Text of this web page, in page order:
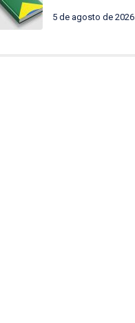
5 de agosto de 2026